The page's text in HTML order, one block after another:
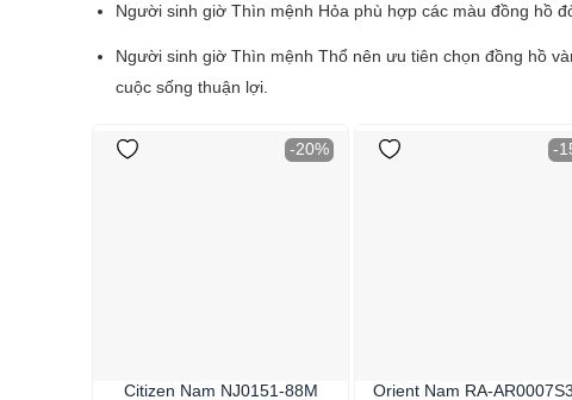
Người sinh giờ Thìn mệnh Hỏa phù hợp các màu đồng hồ
Người sinh giờ Thìn mệnh Thổ nên ưu tiên chọn đồng hồ
cuộc sống thuận lợi.
-20%
Citizen Nam NJ0151-88M
-
Orient Nam RA-